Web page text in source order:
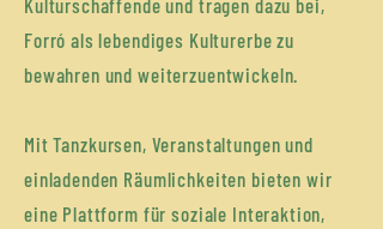
Kulturschaffende und tragen dazu bei,
Forró als lebendiges Kulturerbe zu
bewahren und weiterzuentwickeln.
Mit Tanzkursen, Veranstaltungen und
einladenden Räumlichkeiten bieten wir
eine Plattform für soziale Interaktion,